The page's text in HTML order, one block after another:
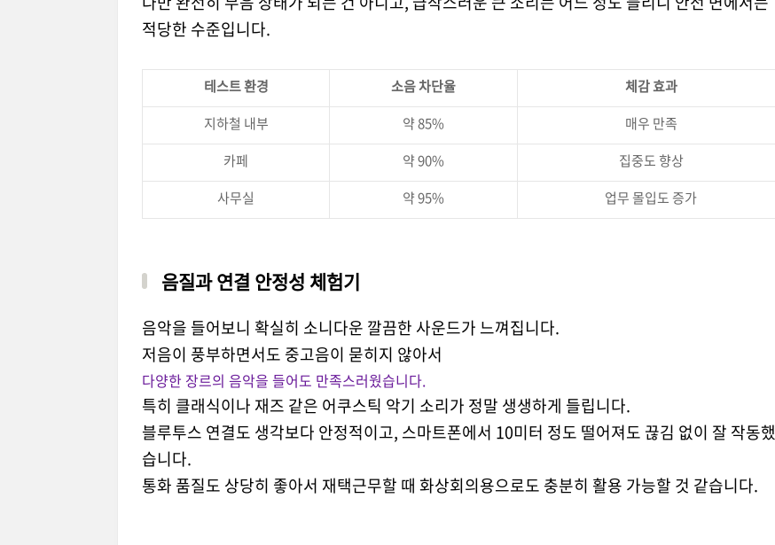
적당한 수준입니다.
테스트 환경 소음 차단율
체감 효과
지하철 내부
약 85%
매우 만족
카페
약 90%
집중도 향상
사무실
약 95% 업무 몰입도 증가
음질과 연결 안정성 체험기
음악을 들어보니 확실히 소니다운 깔끔한 사운드가 느껴집니다.
저음이 풍부하면서도 중고음이 묻히지 않아서
다양한 장르의 음악을 들어도 만족스러웠습니다.
특히 클래식이나 재즈 같은 어쿠스틱 악기 소리가 정말 생생하게 들립니다.
블루투스 연결도 생각보다 안정적이고, 스마트폰에서 10미터 정도 떨어져도 끊김 없이 잘 작동했
습니다.
통화 품질도 상당히 좋아서 재택근무할 때 화상회의용으로도 충분히 활용 가능할 것 같습니다.